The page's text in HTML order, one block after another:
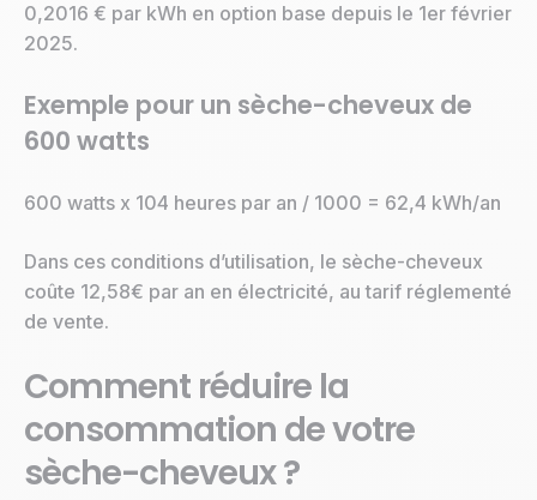
0,2016 € par kWh en option base depuis le 1er février
2025.
Exemple pour un sèche-cheveux de
600 watts
600 watts x 104 heures par an / 1000 = 62,4 kWh/an
Dans ces conditions d’utilisation, le sèche-cheveux
coûte 12,58€ par an en électricité, au tarif réglementé
de vente.
Comment réduire la
consommation de votre
sèche-cheveux ?